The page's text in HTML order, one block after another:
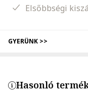
Elsőbbségi
GYERÜNK >>
Hasonló